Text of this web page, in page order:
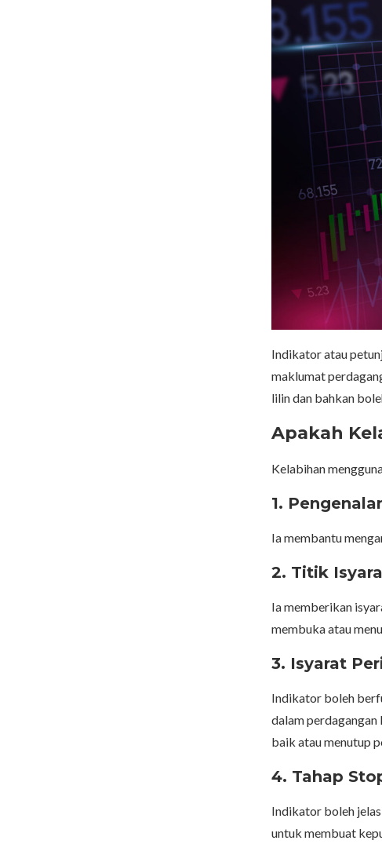
Indikator atau
maklumat
lilin dan bahkan
Apakah
Kelabihan
1.
Ia membantu
2. Titik
Ia memberikan
membuka atau
3. Isyarat
Indikator boleh
dalam perdagangan
baik atau menutup
4. Tahap
Indikator boleh
untuk membuat